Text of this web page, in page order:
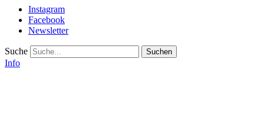
Instagram
Facebook
Newsletter
Suche
Info